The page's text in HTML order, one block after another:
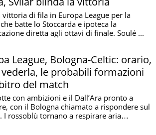
vittoria di fila in Europa League per la
batte lo Stoccarda e ipoteca la
diretta agli ottavi di finale. Soulé ...
League, Bologna-Celtic: orario,
le probabili formazioni
del match
con ambizioni e il Dall’Ara pronto a
con il Bologna chiamato a rispondere sul
I rossoblù tornano a respirare aria